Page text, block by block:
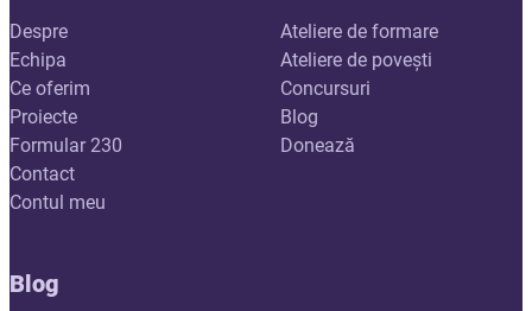
Despre
Echipa
Ce oferim
Proiecte
Formular 230
Contact
Contul meu
Ateliere de formare
Ateliere de povești
Concursuri
Blog
Donează
Blog